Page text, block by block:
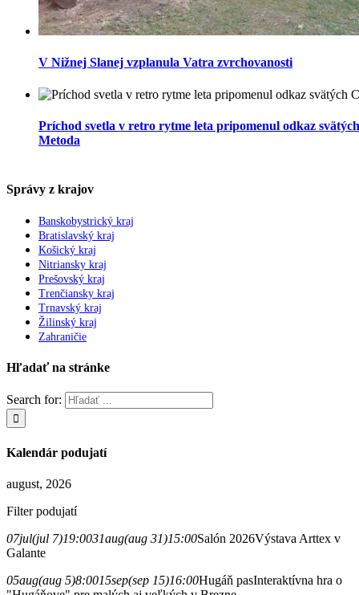
V Nižnej Slanej vzplanula Vatra zvrchovanosti
Príchod svetla v retro rytme leta pripomenul odkaz
Metoda
Správy z krajov
Banskobystrický kraj
Bratislavský kraj
Košický kraj
Nitriansky kraj
Prešovský kraj
Trenčiansky kraj
Trnavský kraj
Žilinský kraj
Zahraničie
Hľadať na stránke
Search for:
Kalendár podujatí
august, 2026
Filter podujatí
07jul(jul 7)19:0031aug(aug 31)15:00Salón 2026Výstava Arttex v
Galante
05aug(aug 5)8:0015sep(sep 15)16:00Hugáň pasInteraktívna hra o